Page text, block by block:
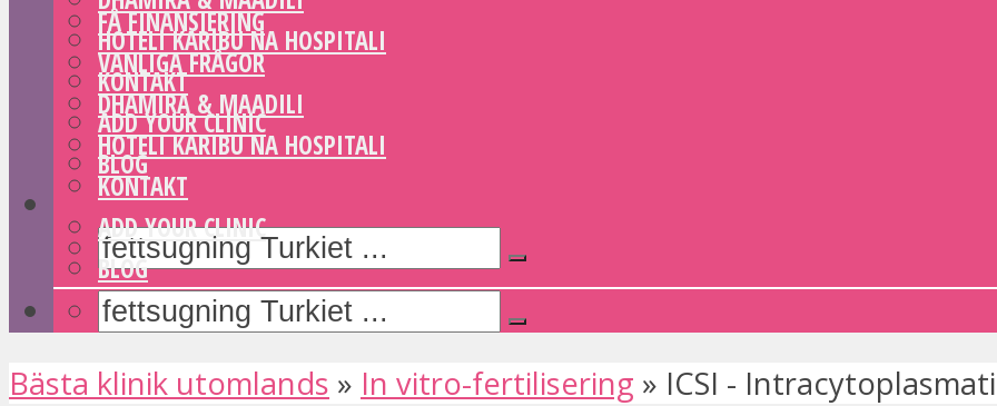
HOTELI KARIBU NA HOSPITALI
KONTAKT
ADD YOUR CLINIC
BLOG
FÅ FINANSIERING
VANLIGA FRÅGOR
DHAMIRA & MAADILI
HOTELI KARIBU NA HOSPITALI
KONTAKT
ADD YOUR CLINIC
BLOG
Bästa klinik utomlands » In vitro-fertilisering » ICSI -